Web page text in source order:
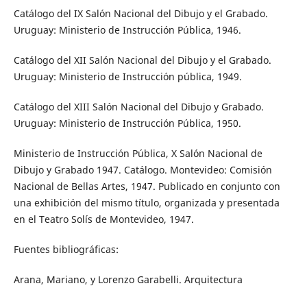
Catálogo del IX Salón Nacional del Dibujo y el Grabado.
Uruguay: Ministerio de Instrucción Pública, 1946.
Catálogo del XII Salón Nacional del Dibujo y el Grabado.
Uruguay: Ministerio de Instrucción pública, 1949.
Catálogo del XIII Salón Nacional del Dibujo y Grabado.
Uruguay: Ministerio de Instrucción Pública, 1950.
Ministerio de Instrucción Pública, X Salón Nacional de
Dibujo y Grabado 1947. Catálogo. Montevideo: Comisión
Nacional de Bellas Artes, 1947. Publicado en conjunto con
una exhibición del mismo título, organizada y presentada
en el Teatro Solís de Montevideo, 1947.
Fuentes bibliográficas:
Arana, Mariano, y Lorenzo Garabelli. Arquitectura